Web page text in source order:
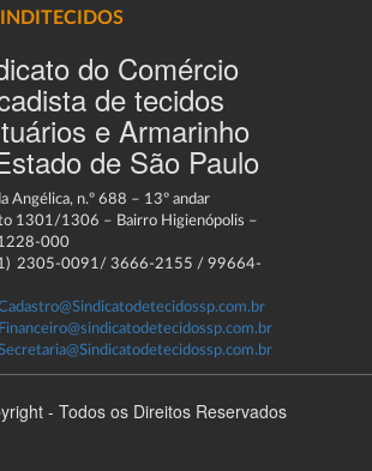
do Comércio
de tecidos
e Armarinho
de São Paulo
Angélica, n.º 688 – 13º andar
1301/1306 – Bairro Higienópolis –
000
2305-0091/ 3666-2155 / 99664-
Financeiro@sindicatodetecidossp.com.br
- Todos os Direitos Reservados